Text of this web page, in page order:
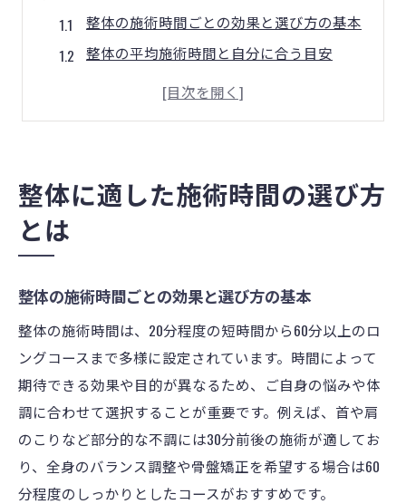
整体の施術時間ごとの効果と選び方の基本
整体の平均施術時間と自分に合う目安
整体 施術時間 短い場合のメリットを比較
整体 施術時間 短い場合の効果と限界
整体 短時間でも体感できる変化とは
整体の短時間施術で気をつけたい点
人気の時間帯で整体を受けるメリット
整体 時間帯 おすすめと選び方のコツ
整体を受けるベストな時間帯とその理由
整体 施術時間と時間帯で変わる体感
整体は朝昼夜どの時間帯が効果的か
整体に適した施術時間の選び方
とは
整体の施術時間ごとの効果と選び方の基本
整体の施術時間は、20分程度の短時間から60分以上のロ
ングコースまで多様に設定されています。時間によって
期待できる効果や目的が異なるため、ご自身の悩みや体
調に合わせて選択することが重要です。例えば、首や肩
のこりなど部分的な不調には30分前後の施術が適してお
り、全身のバランス調整や骨盤矯正を希望する場合は60
分程度のしっかりとしたコースがおすすめです。